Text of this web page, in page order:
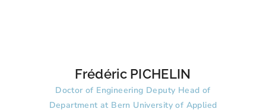
Frédéric PICHELIN
Doctor of Engineering Deputy Head of
Department at Bern University of Applied